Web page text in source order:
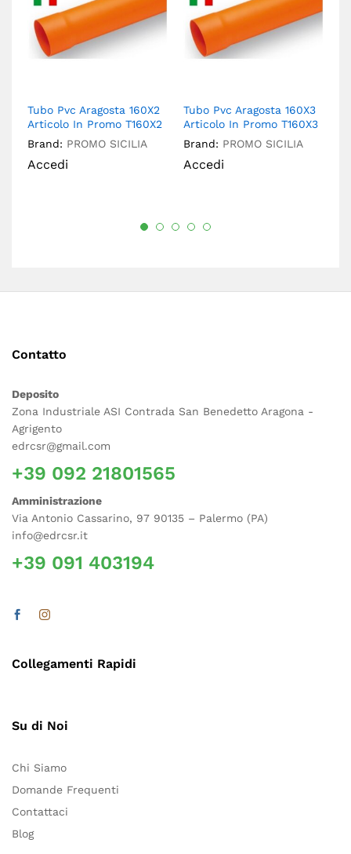
Tubo Pvc Aragosta 160X2
Articolo In Promo T160X2
Brand: PROMO SICILIA
Accedi
Tubo Pvc Aragosta 160X3
Articolo In Promo T160X3
Brand: PROMO SICILIA
Accedi
Contatto
Deposito
Zona Industriale ASI Contrada San Benedetto Aragona -
Agrigento
edrcsr@gmail.com
+39 092 21801565
Amministrazione
Via Antonio Cassarino, 97 90135 – Palermo (PA)
info@edrcsr.it
+39 091 403194
Collegamenti Rapidi
Su di Noi
Chi Siamo
Domande Frequenti
Contattaci
Blog